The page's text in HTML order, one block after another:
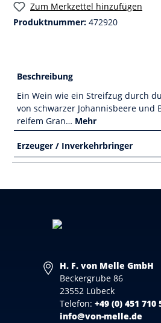
Zum Merkzettel hinzufügen
Produktnummer: 472920
Beschreibung
Ein Wein wie ein Streifzug durch
von schwarzer Johannisbeere und
reifem Gran… Mehr
Erzeuger / Inverkehrbringer
H. F. von Melle GmbH
Beckergrube 86
23552 Lübeck
Telefon: +49 (0) 451 710
info@von-melle.de